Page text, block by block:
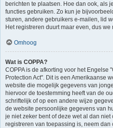
berichten te plaatsen. Hoe dan ook, als
functies gebruiken. Zo kun je
sturen, andere gebruikers e-mailen, lid
Het registreren duurt maar even, dus
Omhoog
Wat is COPPA?
COPPA is de afkorting voor het Engelse
Protection Act". Dit is een Amerikaanse
website die mogelijk gegevens van
hiervoor de toestemming heeft van de
schriftelijk of op een andere wijze
de website persoonlijke gegevens van
je niet zeker bent of deze wet al dan
registreren van toepassing is, neem dan